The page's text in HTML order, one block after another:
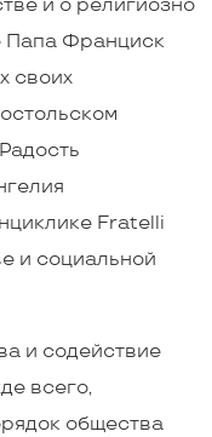
и о религиозно
Папа Франциск
своих
Fratelli
и социальной
и содействие
всего,
общества